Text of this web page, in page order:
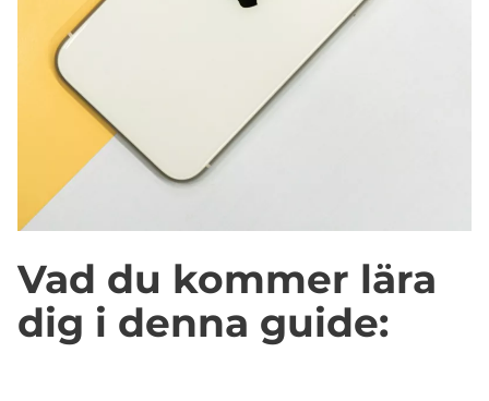
Vad du kommer lära
dig i denna guide: